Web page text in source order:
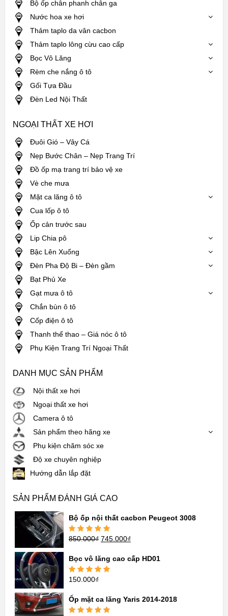
Bộ ốp chân phanh chân ga
Nước hoa xe hơi
Thảm taplo da vân cacbon
Thảm taplo lông cừu cao cấp
Bọc Vô Lăng
Rèm che nắng ô tô
Gối Tựa Đầu
Đèn Led Nội Thất
NGOẠI THẤT XE HƠI
Đuôi Gió – Vây Cá
Nẹp Bước Chân – Nẹp Trang Trí
Đồ ốp mạ trang trí bảo vệ xe
Vè che mưa
Mặt ca lăng ô tô
Cua lốp ô tô
Ốp cản trước sau
Lip Chia pô
Bậc Lên Xuống
Đèn Pha Độ Bi – Đèn gầm
Bạt Phủ Xe
Gạt mưa ô tô
Chắn bùn ô tô
Cốp điện ô tô
Thanh thể thao – Giá nóc ô tô
Phụ Kiện Trang Trí Ngoại Thất
DANH MỤC SẢN PHẨM
Nội thất xe hơi
Ngoại thất xe hơi
Camera ô tô
Sản phẩm theo hãng xe
Phụ kiện chăm sóc xe
Độ xe chuyên nghiệp
Hướng dẫn lắp đặt
SẢN PHẨM ĐÁNH GIÁ CAO
Bộ ốp nội thất cacbon Peugeot 3008
Được xếp
850.000₫ 745.000₫
Bọc vô lăng cao cấp HD01
Được xếp
sao
150.000₫
Ốp mặt ca lăng Yaris 2014-2018